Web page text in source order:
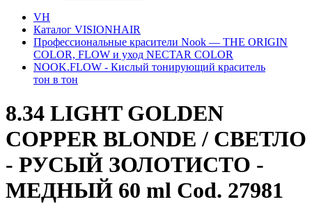
VH
Каталог VISIONHAIR
Профессиональные красители Nook — THE ORIGIN
COLOR, FLOW и уход NECTAR COLOR
NOOK.FLOW - Кислый тонирующий краситель
тон в тон
8.34 LIGHT GOLDEN
COPPER BLONDE / СВЕТЛО
- РУСЫЙ ЗОЛОТИСТО -
МЕДНЫЙ 60 ml Cod. 27981